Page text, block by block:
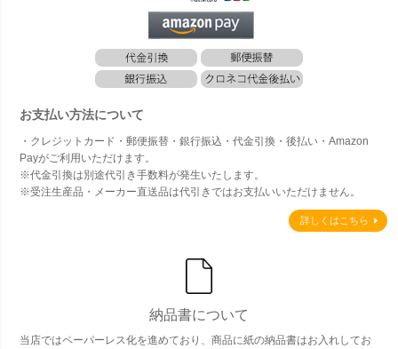
お支払い方法について
・クレジットカード・郵便振替・銀行振込・代金引換・後払い・Amazon
Payがご利用いただけます。
※代金引換は別途代引き手数料が発生いたします。
※受注生産品・メーカー直送品は代引きではお支払いいただけません。
詳しくはこちら
納品書について
当店ではペーパーレス化を進めており、商品に紙の納品書はお入れしてお